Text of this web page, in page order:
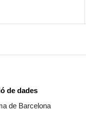
de dades
de Barcelona